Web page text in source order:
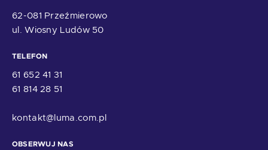
62-081 Przeźmierowo
ul. Wiosny Ludów 50
TELEFON
61 652 41 31
61 814 28 51
kontakt@luma.com.pl
OBSERWUJ NAS